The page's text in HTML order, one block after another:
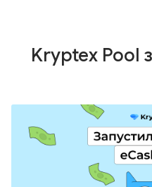
Kryptex Pool